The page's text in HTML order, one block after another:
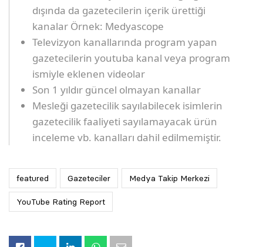
dışında da gazetecilerin içerik ürettiği
kanalar Örnek: Medyascope
Televizyon kanallarında program yapan
gazetecilerin youtuba kanal veya program
ismiyle eklenen videolar
Son 1 yıldır güncel olmayan kanallar
Mesleği gazetecilik sayılabilecek isimlerin
gazetecilik faaliyeti sayılamayacak ürün
inceleme vb. kanalları dahil edilmemiştir.
featured Gazeteciler Medya Takip Merkezi
YouTube Rating Report